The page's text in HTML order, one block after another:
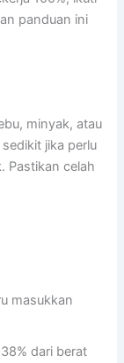
panduan ini
minyak, atau
jika perlu
Pastikan celah
masukkan
dari berat